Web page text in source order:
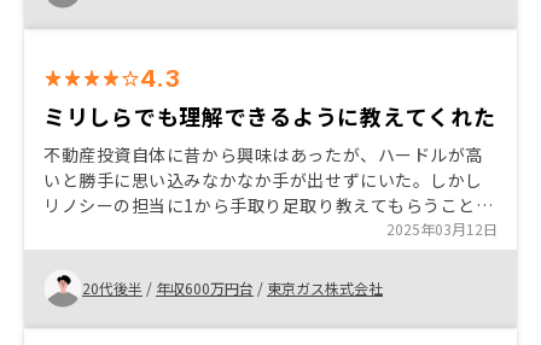
4.3
ミリしらでも理解できるように教えてくれた
不動産投資自体に昔から興味はあったが、ハードルが高
いと勝手に思い込みなかなか手が出せずにいた。しかし
リノシーの担当に1から手取り足取り教えてもらうことで
不安や懸念点などを全て払拭することができた。毎月の
持ち出しがある事は、想定外であったものの、キャピタ
ルゲインとして物件を売却したときの利益があることを
よく理解した。数年後、東京の物件価格がどうなってい
るかわからないが、自分自身の住宅購入の時に、大きな
2025年03月12日
20代後半 / 年収600万円台 / 東京ガス株式会社